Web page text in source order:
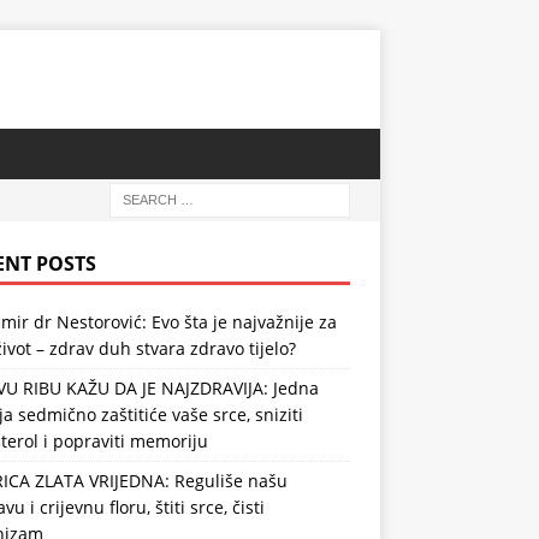
POSTS
dr Nestorović: Evo šta je najvažnije za
– zdrav duh stvara zdravo tijelo?
RIBU KAŽU DA JE NAJZDRAVIJA: Jedna
sedmično zaštitiće vaše srce, sniziti
i popraviti memoriju
ZLATA VRIJEDNA: Reguliše našu
i crijevnu floru, štiti srce, čisti